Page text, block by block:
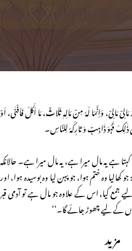
وَاِنَّمَا لَہٗ مِنْ مَالِہٖ ثَلَاثٌ، مَا اَکَلَ فَاَفْنٰی، اَوْ
ذٰلِکَ فَہُوَ ذَاہِبٌ وَ تَارِکَہٗ لِلنَّاسِ۔
ہے یہ مال میرا ہے، یہ مال میرا ہے۔ حالانکہ
وہ ختم ہوا، جو پہن لیا وہ بوسیدہ ہوا، اور
جمع کیا، اس کے علاوہ جو مال ہے تو آدمی قبر
کے لیے چھوڑ جائے گا۔‘‘
مزید